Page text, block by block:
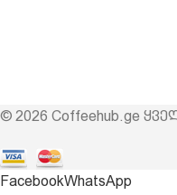
© 2026 Coffeehub.ge
FacebookWhatsApp